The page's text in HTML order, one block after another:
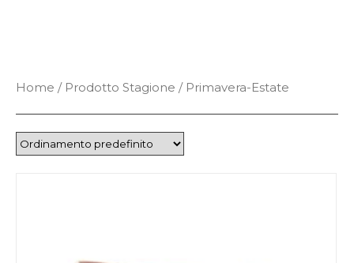
Home / Prodotto Stagione / Primavera-Estate